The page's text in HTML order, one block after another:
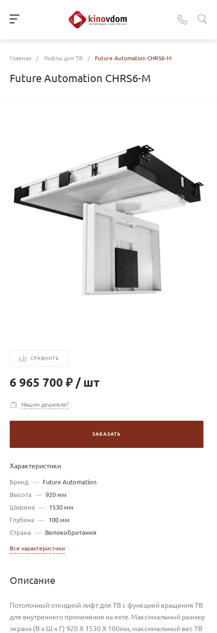
Главная / Лифты для ТВ / Future Automation CHRS6-M
Future Automation CHRS6-M
СРАВНИТЬ
6 965 700 ₽ / шт
Нашли дешевле?
ЗАКАЗАТЬ
Характеристики
Бренд —
Future Automation
Высота
— 920 мм
Ширина
—
1530 мм
Глубина
—
100 мм
Страна
— Великобритания
Все характеристики
Описание
Потолочный откидной лифт для ТВ с функцией вращения ТВ
для внутреннего применения на яхте. Максимальный размер
экрана (В х Ш х Г) 920 X 1530 X 100мм, максимальный вес ТВ